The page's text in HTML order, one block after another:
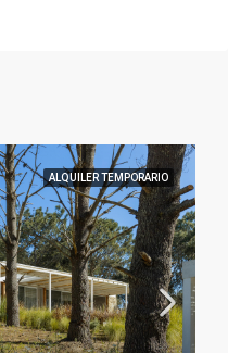
ALQUILER TEMPORARIO